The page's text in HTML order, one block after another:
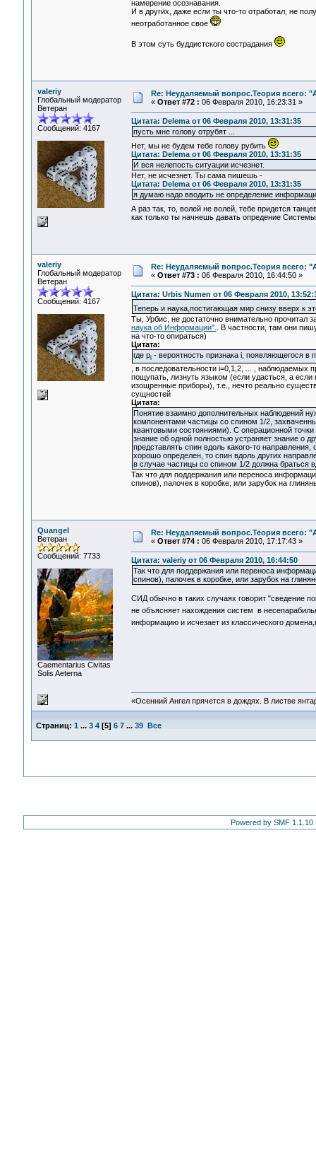
намерение осознавания.
И в других, даже если ты что-то отработал, не
неотработанное свое
В этом суть буддистского сострадания
valeriy
Глобальный модератор
Ветеран
Сообщений: 4167
Re: Неудаляемый вопрос.Теория всего:
« Ответ #72 : 06 Февраля 2010, 16:23:31 »
Цитата: Delema от 06 Февраля 2010, 13:31:35
пусть мне голову отрубят ...
Нет, мы не будем тебе голову рубить
Цитата: Delema от 06 Февраля 2010, 13:31:35
И вся нелепость ситуации исчезнет.
Нет, не исчезнет. Ты сама пишешь -
Цитата: Delema от 06 Февраля 2010, 13:31:35
я думаю надо вводить не определение
А раз так, то, волей не волей, тебе придется
как только ты начнешь давать опредение
valeriy
Глобальный модератор
Ветеран
Сообщений: 4167
Re: Неудаляемый вопрос.Теория всего:
« Ответ #73 : 06 Февраля 2010, 16:44:50 »
Цитата: Urbis Numen от 06 Февраля 2010,
Теперь и наука,постигающая мир снизу вверх к
Ты, Урбис, не достаточно внимательно прочитал
наука об Информации".
. В частности, там они
на что-то опираться)
Цитата:
где pi- вероятность признака i, появляющегося в
, в последовательности i=0,1,2, ... , наблюдаемых
пощупать, лизнуть языком (если удасться, а если
изощренные приборы), т.е., нечто реально
сущностей
Цитата:
Понятие взаимно дополнительных наблюдений
компонентами частицы со спином 1/2,
квантовыми состояниями). С операционной
знание об одной полностью устраняет знание о
представлять спин вдоль какого-то
хорошо определен, то спин вдоль других
в случае частицы со спином 1/2 должна браться
Так что для поддержания или переноса
спинов), палочек в коробке, или зарубок на
Quangel
Ветеран
Сообщений: 7733
Сaementarius Civitas
Solis Aeterna
Re: Неудаляемый вопрос.Теория всего:
« Ответ #74 : 06 Февраля 2010, 17:17:43 »
Цитата: valeriy от 06 Февраля 2010, 16:44:50
Так что для поддержания или переноса
спинов), палочек в коробке, или зарубок на
СИД обычно в таких случаях говорит "сведение
не объясняет нахождения систем в
информацию и исчезает из классического
«Осенний Ангел прячется в дождях. В листве
Страниц: 1 ... 3 4[5] 6 7 ... 39 Все
Powered by SMF 1.1.10